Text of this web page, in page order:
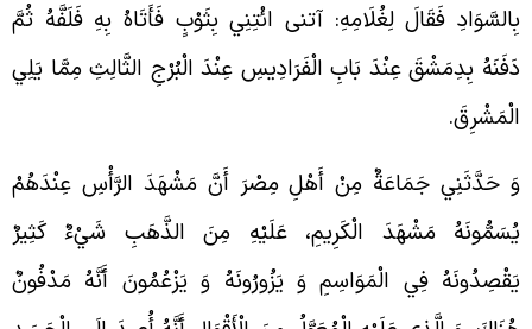
فَقَالَ لِغُلَامِهِ: آتنی ائْتِنِي بِثَوْبٍ فَأَتَاهُ بِهِ فَلَفَّهُ ثُمَّ
بِدِمَشْقَ عِنْدَ بَابِ الْفَرَادِيسِ عِنْدَ الْبُرْجِ الثَّالِثِ مِمَّا يَلِي
حَدَّثَنِي جَمَاعَةٌ مِنْ أَهْلِ مِصْرَ أَنَّ مَشْهَدَ الرَّأْسِ عِنْدَهُمْ
مَشْهَدَ الْكَرِيمِ، عَلَيْهِ مِنَ الذَّهَبِ شَيْ‏ءٌ كَثِيرٌ
فِي الْمَوَاسِمِ وَ يَزُورُونَهُ وَ يَزْعُمُونَ أَنَّهُ مَدْفُونٌ